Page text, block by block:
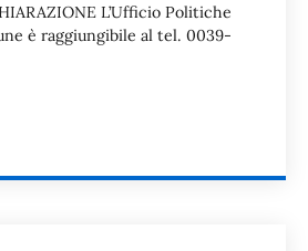
L’Ufficio Politiche
è raggiungibile al tel. 0039-